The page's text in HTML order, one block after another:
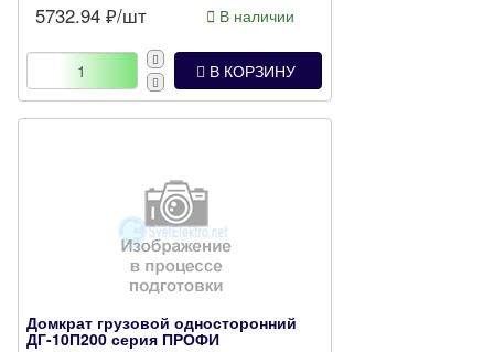
5732.94 ₽/шт В наличии
В КОРЗИНУ
Домкрат грузовой односторонний
ДГ-10П200 серия ПРОФИ